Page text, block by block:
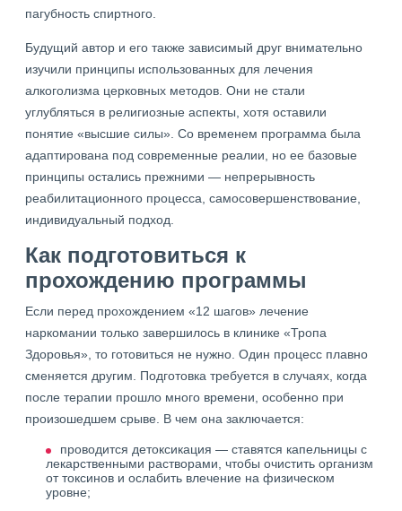
пагубность спиртного.
Будущий автор и его также зависимый друг внимательно
изучили принципы использованных для лечения
алкоголизма церковных методов. Они не стали
углубляться в религиозные аспекты, хотя оставили
понятие «высшие силы». Со временем программа была
адаптирована под современные реалии, но ее базовые
принципы остались прежними — непрерывность
реабилитационного процесса, самосовершенствование,
индивидуальный подход.
Как подготовиться к
прохождению программы
Если перед прохождением «12 шагов» лечение
наркомании только завершилось в клинике «Тропа
Здоровья», то готовиться не нужно. Один процесс плавно
сменяется другим. Подготовка требуется в случаях, когда
после терапии прошло много времени, особенно при
произошедшем срыве. В чем она заключается:
проводится детоксикация — ставятся капельницы с
лекарственными растворами, чтобы очистить организм
от токсинов и ослабить влечение на физическом
уровне;